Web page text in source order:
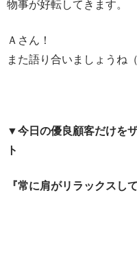
物事が好転してきます。
Ａさん！
また語り合いましょうね
▼今日の優良顧客だけを
ト
『常に肩がリラックスし